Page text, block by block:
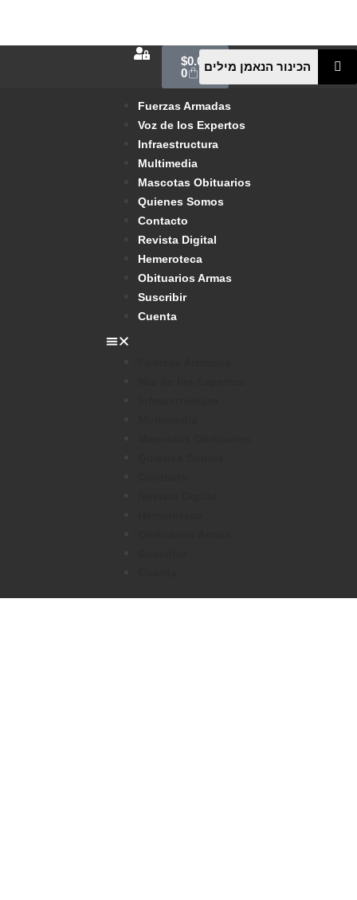
$0.00
0
Fuerzas Armadas
Voz de los Expertos
Infraestructura
Multimedia
Mascotas Obituarios
Quienes Somos
Contacto
Revista Digital
Hemeroteca
Obituarios Armas
Suscribir
Cuenta